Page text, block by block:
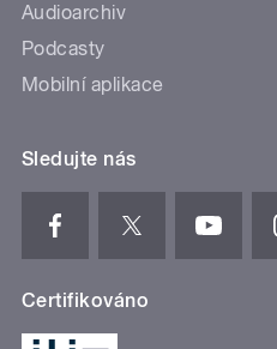
Audioarchiv
Podcasty
Mobilní aplikace
Sledujte nás
Certifikováno